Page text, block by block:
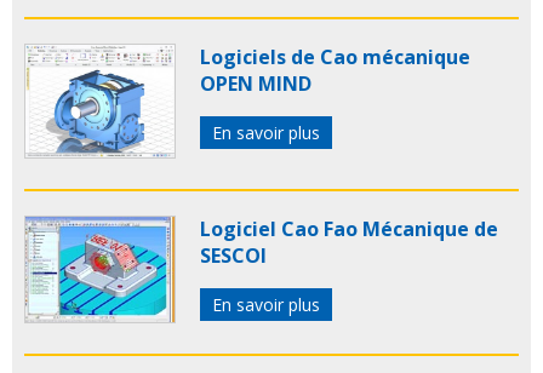
Logiciels de Cao mécanique
OPEN MIND
En savoir plus
Logiciel Cao Fao Mécanique de
SESCOI
En savoir plus